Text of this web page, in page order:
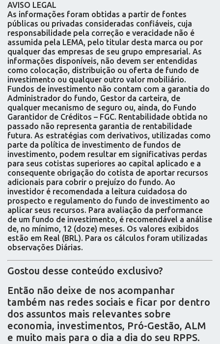
AVISO LEGAL
As informações foram obtidas a partir de fontes
públicas ou privadas consideradas confiáveis, cuja
responsabilidade pela correção e veracidade não é
assumida pela LEMA, pelo titular desta marca ou por
qualquer das empresas de seu grupo empresarial. As
informações disponíveis, não devem ser entendidas
como colocação, distribuição ou oferta de fundo de
investimento ou qualquer outro valor mobiliário.
Fundos de investimento não contam com a garantia do
Administrador do fundo, Gestor da carteira, de
qualquer mecanismo de seguro ou, ainda, do Fundo
Garantidor de Créditos – FGC. Rentabilidade obtida no
passado não representa garantia de rentabilidade
futura. As estratégias com derivativos, utilizadas como
parte da política de investimento de fundos de
investimento, podem resultar em significativas perdas
para seus cotistas superiores ao capital aplicado e a
consequente obrigação do cotista de aportar recursos
adicionais para cobrir o prejuízo do fundo. Ao
investidor é recomendada a leitura cuidadosa do
prospecto e regulamento do fundo de investimento ao
aplicar seus recursos. Para avaliação da performance
de um fundo de investimento, é recomendável a análise
de, no mínimo, 12 (doze) meses. Os valores exibidos
estão em Real (BRL). Para os cálculos foram utilizadas
observações Diárias.
Gostou desse conteúdo exclusivo?
Então não deixe de nos acompanhar
também nas redes sociais e ficar por dentro
dos assuntos mais relevantes sobre
economia, investimentos, Pró-Gestão, ALM
e muito mais para o dia a dia do seu RPPS.